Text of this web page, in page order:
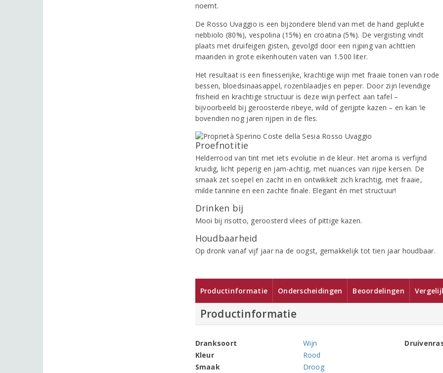
noemt.
De Rosso Uvaggio is een bijzondere blend van met de hand geplukte
nebbiolo (80%), vespolina (15%) en croatina (5%). De vergisting vindt
plaats met druifeigen gisten, gevolgd door een rijping van achttien
maanden in grote eikenhouten vaten van 1.500 liter.
Het resultaat is een finesserijke, krachtige wijn met fraaie tonen van rode
bessen, bloedsinaasappel, rozenblaadjes en peper. Door zijn levendige
frisheid en krachtige structuur is deze wijn perfect aan tafel –
bijvoorbeeld bij geroosterde ribeye, wild of gerijpte kazen – en kan ‘ie
bovendien nog jaren rijpen in de fles.
Proefnotitie
Helderrood van tint met iets evolutie in de kleur. Het aroma is verfijnd
kruidig, licht peperig en jam-achtig, met nuances van rijpe kersen. De
smaak zet soepel en zacht in en ontwikkelt zich krachtig, met fraaie,
milde tannine en een zachte finale. Elegant én met structuur!
Drinken bij
Mooi bij risotto, geroosterd vlees of pittige kazen.
Houdbaarheid
Op dronk vanaf vijf jaar na de oogst, gemakkelijk tot tien jaar houdbaar.
Productinformatie Onderscheidingen Beoordelingen
Productinformatie
Dranksoort
Wijn
Kleur
Rood
Smaak
Droog